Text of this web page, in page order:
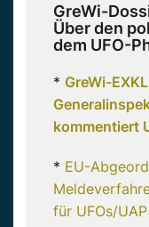
GreWi-
Über den
dem UFO-
* GreWi-
kommentiert
* EU-
für UFOs/UAP